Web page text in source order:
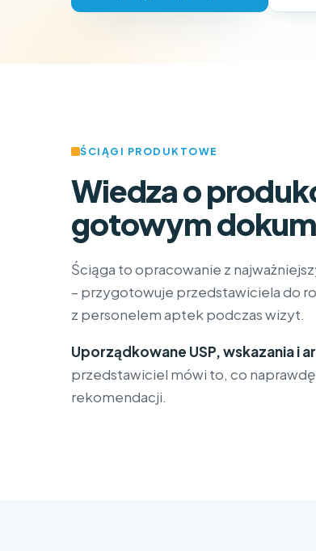
ŚCIĄGI PRODUKTOWE
Wiedza o
gotowym
Ściąga to opracowanie z
– przygotowuje przedstawiciela do
z personelem aptek podczas wizyt.
Uporządkowane USP, wskazania i
przedstawiciel mówi to, co
rekomendacji.